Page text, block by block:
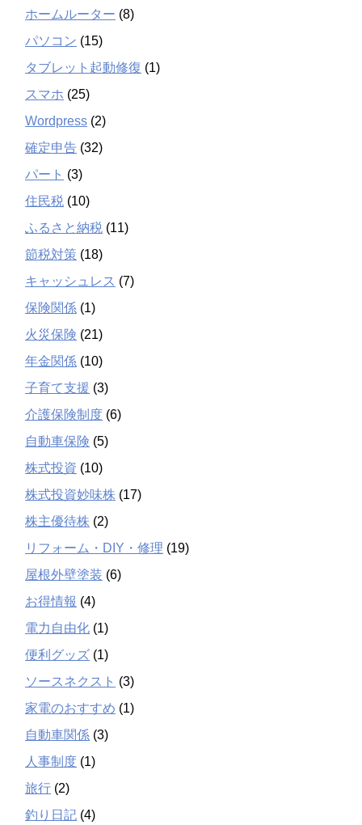
ホームルーター (8)
パソコン (15)
タブレット起動修復 (1)
スマホ (25)
Wordpress (2)
確定申告 (32)
パート (3)
住民税 (10)
ふるさと納税 (11)
節税対策 (18)
キャッシュレス (7)
保険関係 (1)
火災保険 (21)
年金関係 (10)
子育て支援 (3)
介護保険制度 (6)
自動車保険 (5)
株式投資 (10)
株式投資妙味株 (17)
株主優待株 (2)
リフォーム・DIY・修理 (19)
屋根外壁塗装 (6)
お得情報 (4)
電力自由化 (1)
便利グッズ (1)
ソースネクスト (3)
家電のおすすめ (1)
自動車関係 (3)
人事制度 (1)
旅行 (2)
釣り日記 (4)